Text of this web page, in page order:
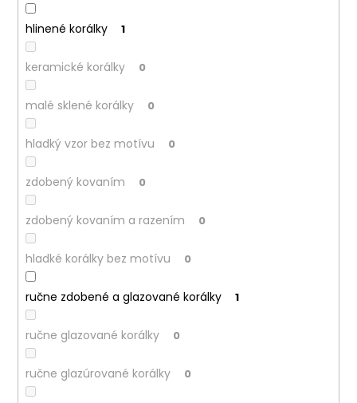
hlinené korálky 1
keramické korálky 0
malé sklené korálky 0
hladký vzor bez motívu 0
zdobený kovaním 0
zdobený kovaním a razením 0
hladké korálky bez motívu 0
ručne zdobené a glazované korálky 1
ručne glazované korálky 0
ručne glazúrované korálky 0